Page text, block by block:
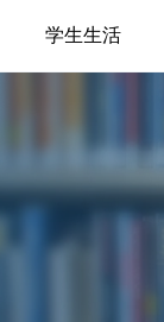
学生生活